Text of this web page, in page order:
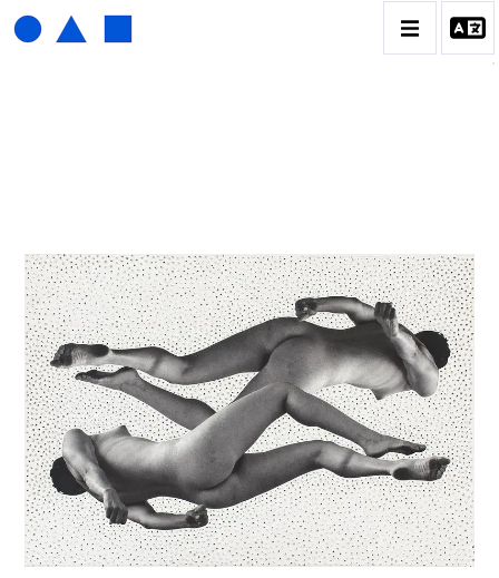
BIOGRAPHIE
CATALOGUE DES OEUVRES
01_SCULPTURE
02_PHOTOGRAPHIQUE
03_COLLAGES
04_DESSINS
05_MONOTYPE
06_ARCHIVES
CONTACT